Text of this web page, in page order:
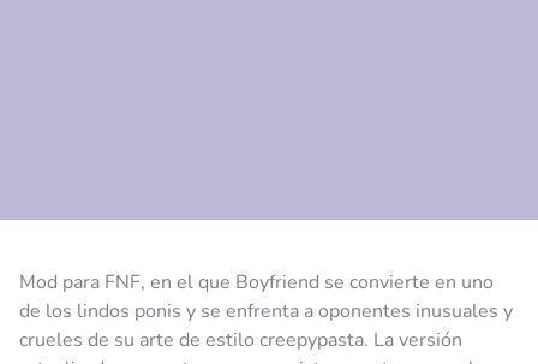
Mod para FNF, en el que Boyfriend se convierte en uno
de los lindos ponis y se enfrenta a oponentes inusuales y
crueles de su arte de estilo creepypasta. La versión